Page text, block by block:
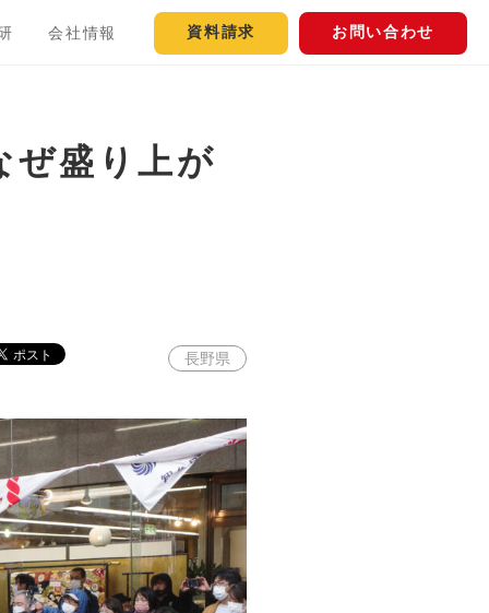
会社情報 資料請求 お問い合わせ
ぜ盛り上が
長野県